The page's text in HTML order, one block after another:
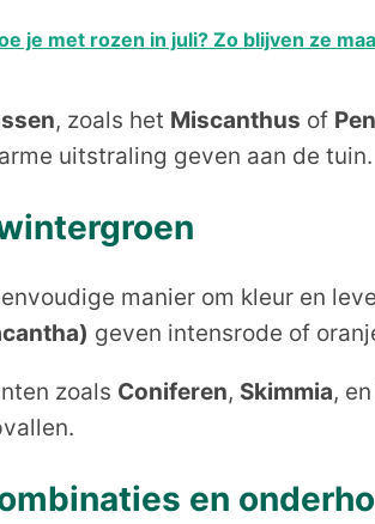
je met rozen in juli? Zo blijven ze
, zoals het Miscanthus of
uitstraling geven aan de tuin.
manier om kleur en
geven intensrode of
zoals Coniferen, Skimmia, en
en